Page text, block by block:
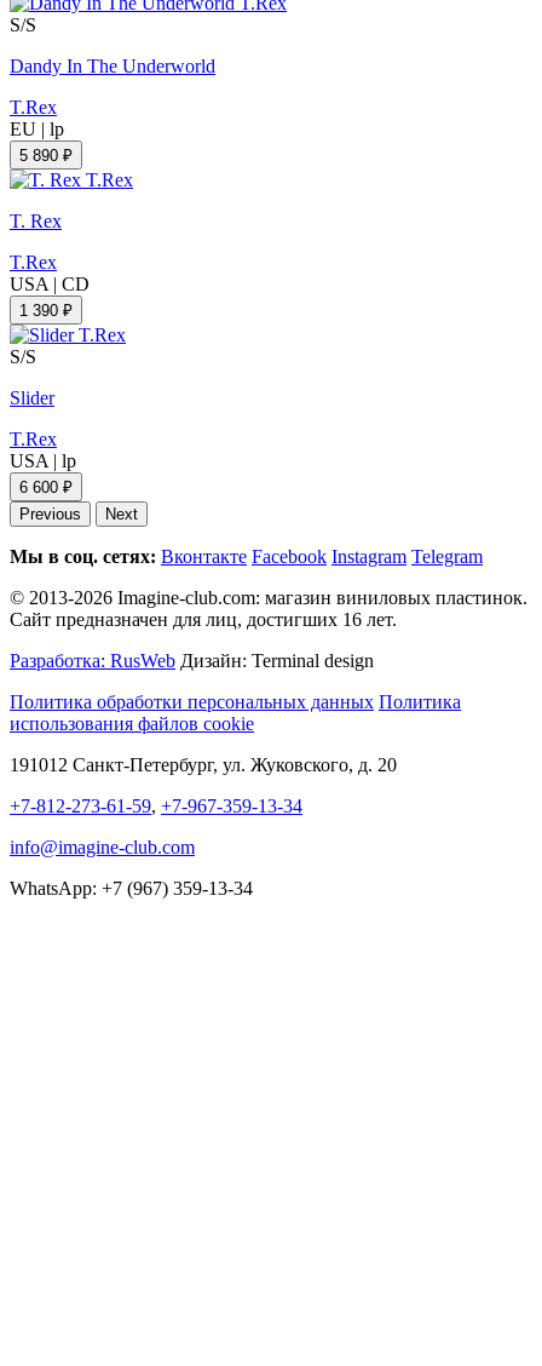
S/S
Dandy In The Underworld
T.Rex
EU | lp
5 890 ₽
T. Rex
T.Rex
USA | CD
1 390 ₽
S/S
Slider
T.Rex
USA | lp
6 600 ₽
Previous
Next
Мы в соц. сетях: Вконтакте Facebook Instagram Telegram
© 2013-2026 Imagine-club.com: магазин виниловых пластинок.
Сайт предназначен для лиц, достигших 16 лет.
Разработка: RusWeb Дизайн: Terminal design
Политика обработки персональных данных Политика
использования файлов cookie
191012 Санкт-Петербург, ул. Жуковского, д. 20
+7-812-273-61-59, +7-967-359-13-34
info@imagine-club.com
WhatsApp: +7 (967) 359-13-34